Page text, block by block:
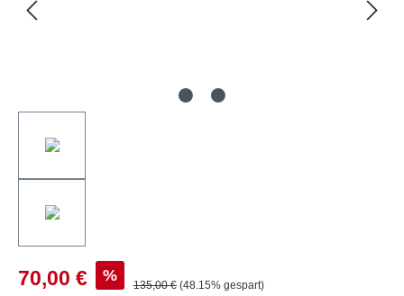
70,00 € %
135,00 € (48.15% gespart)